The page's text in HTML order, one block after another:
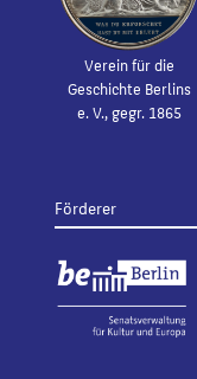
Verein für die
Geschichte Berlins
e. V., gegr. 1865
Förderer